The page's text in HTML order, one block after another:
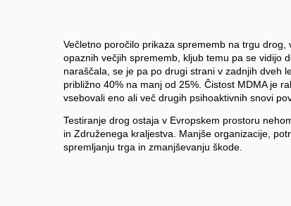
Večletno poročilo prikaza sprememb na trgu
opaznih večjih sprememb, kljub temu pa se vidijo
naraščala, se je pa po drugi strani v zadnjih dveh
približno 40% na manj od 25%. Čistost MDMA je
vsebovali eno ali več drugih psihoaktivnih snovi
Testiranje drog ostaja v Evropskem prostoru
in Združenega kraljestva. Manjše organizacije,
spremljanju trga in zmanjševanju škode.